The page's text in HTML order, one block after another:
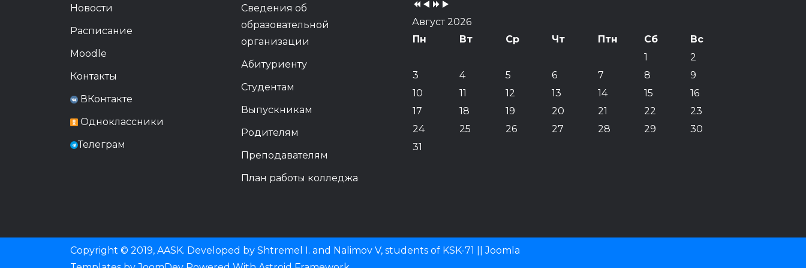
Новости
Расписание
Moodle
Контакты
ВКонтакте
Одноклассники
Телеграм
Сведения об
образовательной
организации
Абитуриенту
Студентам
Выпускникам
Родителям
Преподавателям
План работы колледжа
Август 2026
Пн
Вт Ср Чт Птн Сб
Вс
1
2
3
4 5 6 7 8
9
10
11 12 13 14 15
16
17
18 19 20 21 22
23
24
25 26 27 28 29
30
31
Copyright © 2019, AASK. Developed by Shtremel I. and Nalimov V, students of KSK-71 ||Joomla